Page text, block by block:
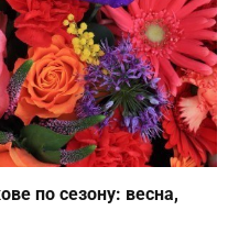
по сезону: весна,